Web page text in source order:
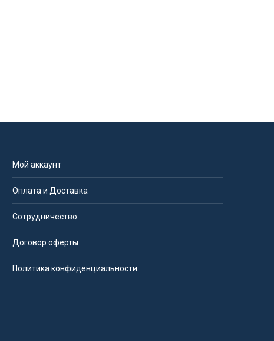
Мой аккаунт
Оплата и Доставка
Сотрудничество
Договор оферты
Политика конфиденциальности